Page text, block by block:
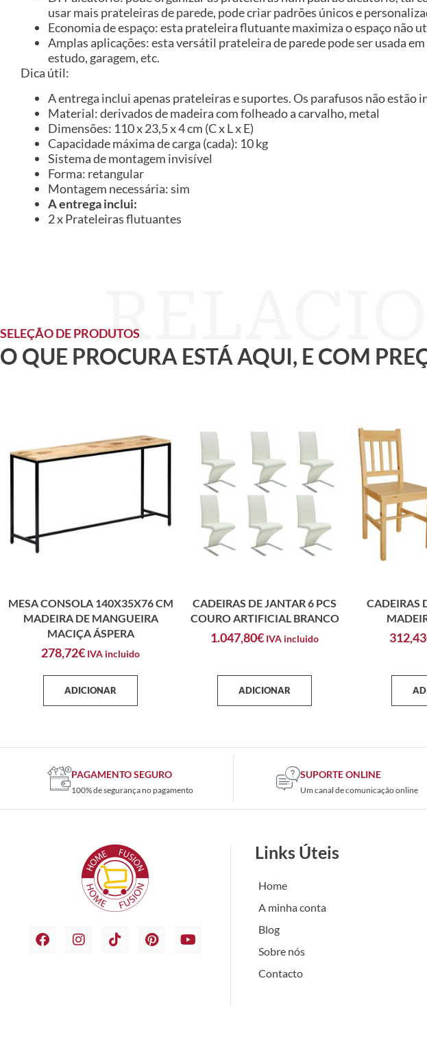
usar mais prateleiras de parede, pode criar padrões únicos e
Economia de espaço: esta prateleira flutuante maximiza o espaço não
Amplas aplicações: esta versátil prateleira de parede pode ser usada
estudo, garagem, etc.
Dica útil:
A entrega inclui apenas prateleiras e suportes. Os parafusos não estão
Material: derivados de madeira com folheado a carvalho, metal
Dimensões: 110 x 23,5 x 4 cm (C x L x E)
Capacidade máxima de carga (cada): 10 kg
Sistema de montagem invisível
Forma: retangular
Montagem necessária: sim
A entrega inclui:
2 x Prateleiras flutuantes
SELEÇÃO DE PRODUTOS
O QUE PROCURA ESTÁ AQUI, E COM
MESA CONSOLA 140X35X76 CM
MADEIRA DE MANGUEIRA
MACIÇA ÁSPERA
278,72€ IVA incluido
ADICIONAR
CADEIRAS DE JANTAR 6 PCS
COURO ARTIFICIAL BRANCO
1.047,80€ IVA incluido
ADICIONAR
CADEIRAS
312,43
PAGAMENTO SEGURO
100% de segurança no pagamento
SUPORTE ONLINE
Um canal de comunicação online
Links Úteis
Home
A minha conta
Blog
Sobre nós
Contacto